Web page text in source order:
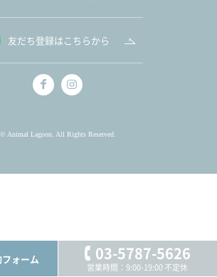
友だち登録はこちらから
© Animal Lagoon. All Rights Reserved.
ォーム 03-5787-5626
営業時間：9:00-19:00 不定休